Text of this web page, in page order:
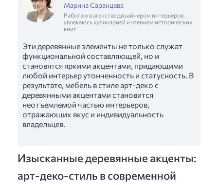
Марина Саранцева
Работаю в агенстве дизайнером интерьеров,
увлекаюсь кулинарией и чтением исторических
книг
Эти деревянные элементы не только служат
функциональной составляющей, но и
становятся яркими акцентами, придающими
любой интерьер утонченность и статусность. В
результате, мебель в стиле арт-деко с
деревянными акцентами становится
неотъемлемой частью интерьеров,
отражающих вкус и индивидуальность
владельцев.
Изысканные деревянные акценты:
арт-деко-стиль в современной